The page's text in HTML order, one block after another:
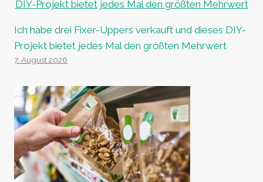
Ich habe drei Fixer-Uppers verkauft und dieses DIY-
Projekt bietet jedes Mal den größten Mehrwert
7. August 2026